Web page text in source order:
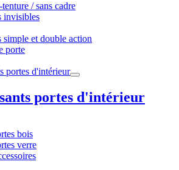
/ sans cadre
invisibles
simple et double action
porte
portes d'intérieur
portes d'intérieur
bois
verre